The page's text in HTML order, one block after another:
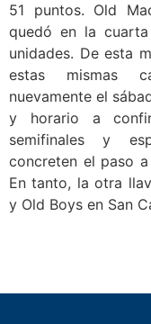
51 puntos. Old
quedó en la
unidades. De esta
estas mismas
nuevamente el
y horario a
semifinales y
concreten el paso
En tanto, la otra
y Old Boys en San